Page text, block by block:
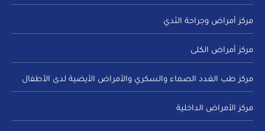
مركز أمراض وجراحة الثدي
مركز أمراض الكلى
مركز طب الغدد الصماء والسكري والأمراض الأيضية لدى الأطفال
مركز الأمراض الداخلية